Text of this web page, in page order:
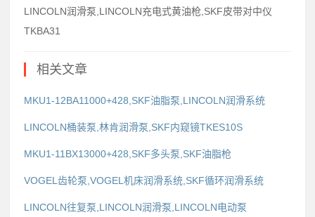
LINCOLN润滑泵,LINCOLN充电式黄油枪,SKF皮带对中仪
TKBA31
相关文章
MKU1-12BA11000+428,SKF油脂泵,LINCOLN润滑系统
LINCOLN桶装泵,林肯润滑泵,SKF内窥镜TKES10S
MKU1-11BX13000+428,SKF多头泵,SKF油脂枪
VOGEL齿轮泵,VOGEL机床润滑系统,SKF循环润滑系统
LINCOLN往复泵,LINCOLN润滑泵,LINCOLN电动泵